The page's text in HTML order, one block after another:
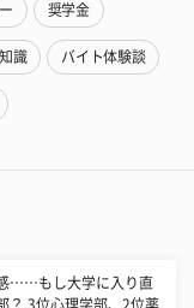
奨学金
識 バイト体験談
……もし大学に入り直
？ 3位心理学部、2位薬